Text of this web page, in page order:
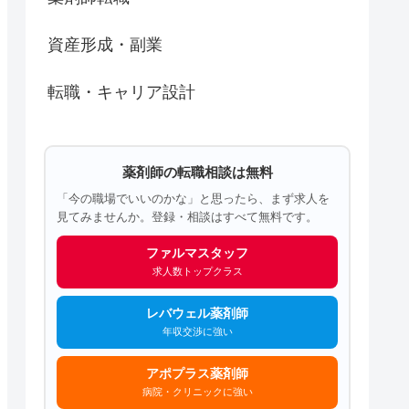
資産形成・副業
転職・キャリア設計
薬剤師の転職相談は無料
「今の職場でいいのかな」と思ったら、まず求人を
見てみませんか。登録・相談はすべて無料です。
ファルマスタッフ
求人数トップクラス
レバウェル薬剤師
年収交渉に強い
アポプラス薬剤師
病院・クリニックに強い